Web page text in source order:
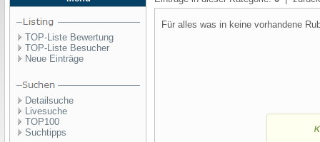
TOP-Liste Bewertung
TOP-Liste Besucher
Neue Einträge
Detailsuche
Livesuche
TOP100
Suchtipps
Für alles was in keine vorhandene